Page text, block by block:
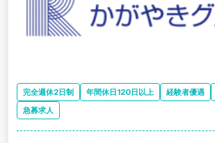
完全週休2日制 年間休日120日以上 経験者優遇
急募求人